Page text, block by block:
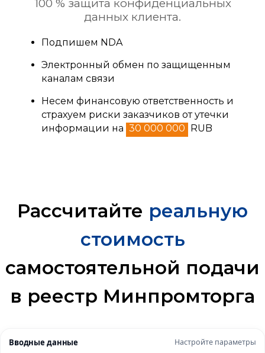
100 % защита конфиденциальных
данных клиента.
Подпишем NDA
Электронный обмен по защищенным
каналам связи
Несем финансовую ответственность и
страхуем риски заказчиков от утечки
информации на 30 000 000 RUB
Рассчитайте реальную
стоимость
самостоятельной подачи
в реестр Минпромторга
Вводные данные Настройте параметры